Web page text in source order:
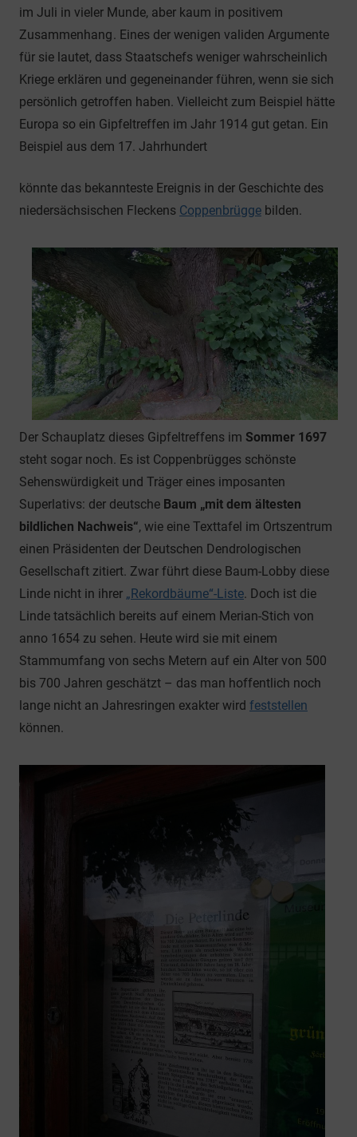
im Juli in vieler Munde, aber kaum in positivem
Zusammenhang. Eines der wenigen validen Argumente
für sie lautet, dass Staatschefs weniger wahrscheinlich
Kriege erklären und gegeneinander führen, wenn sie sich
persönlich getroffen haben. Vielleicht zum Beispiel hätte
Europa so ein Gipfeltreffen im Jahr 1914 gut getan. Ein
Beispiel aus dem 17. Jahrhundert
könnte das bekannteste Ereignis in der Geschichte des
niedersächsischen Fleckens Coppenbrügge bilden.
Der Schauplatz dieses Gipfeltreffens im Sommer 1697
steht sogar noch. Es ist Coppenbrügges schönste
Sehenswürdigkeit und Träger eines imposanten
Superlativs: der deutsche Baum „mit dem ältesten
bildlichen Nachweis“, wie eine Texttafel im Ortszentrum
einen Präsidenten der Deutschen Dendrologischen
Gesellschaft zitiert. Zwar führt diese Baum-Lobby diese
Linde nicht in ihrer „Rekordbäume“-Liste. Doch ist die
Linde tatsächlich bereits auf einem Merian-Stich von
anno 1654 zu sehen. Heute wird sie mit einem
Stammumfang von sechs Metern auf ein Alter von 500
bis 700 Jahren geschätzt – das man hoffentlich noch
lange nicht an Jahresringen exakter wird feststellen
können.